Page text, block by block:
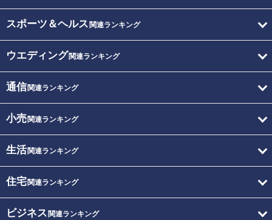
スポーツ＆ヘルス 関連ランキング
ウエディング関連ランキング
通信関連ランキング
小売関連ランキング
生活関連ランキング
住宅関連ランキング
ビジネス 関連ランキング